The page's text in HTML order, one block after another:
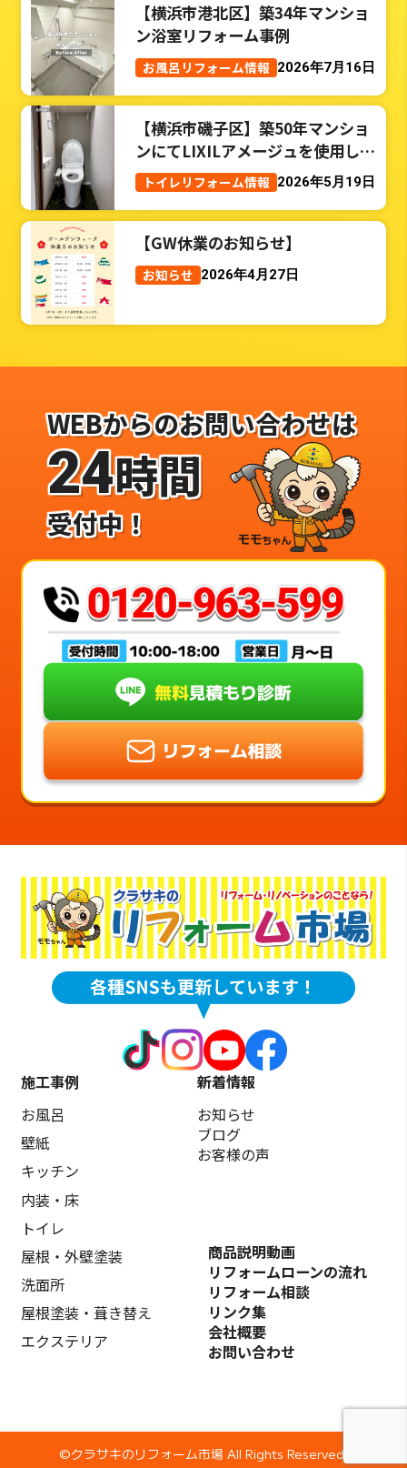
【横浜市港北区】築34年マンショ
ン浴室リフォーム事例
お風呂リフォーム情報 2026年7月16日
【横浜市磯子区】築50年マンショ
ンにてLIXILアメージュを使用した
トイレリフォーム事例
トイレリフォーム情報 2026年5月19日
【GW休業のお知らせ】
お知らせ 2026年4月27日
WEBからのお問い合わせは
24時間
受付中！
施工事例
お風呂
壁紙
キッチン
内装・床
トイレ
屋根・外壁塗装
洗面所
屋根塗装・葺き替え
エクステリア
新着情報
お知らせ
ブログ
お客様の声
商品説明動画
リフォームローンの流れ
リフォーム相談
リンク集
会社概要
お問い合わせ
©️クラサキのリフォーム市場 All Rights Reserved.